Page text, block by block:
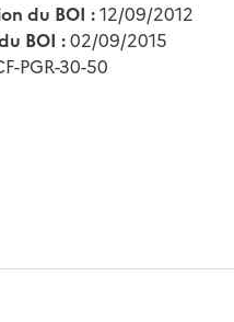
du BOI :12/09/2012
BOI :02/09/2015
PGR-30-50
format pdf
sur LinkedIn